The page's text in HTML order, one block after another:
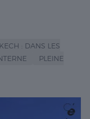
: DANS LES
PLEINE